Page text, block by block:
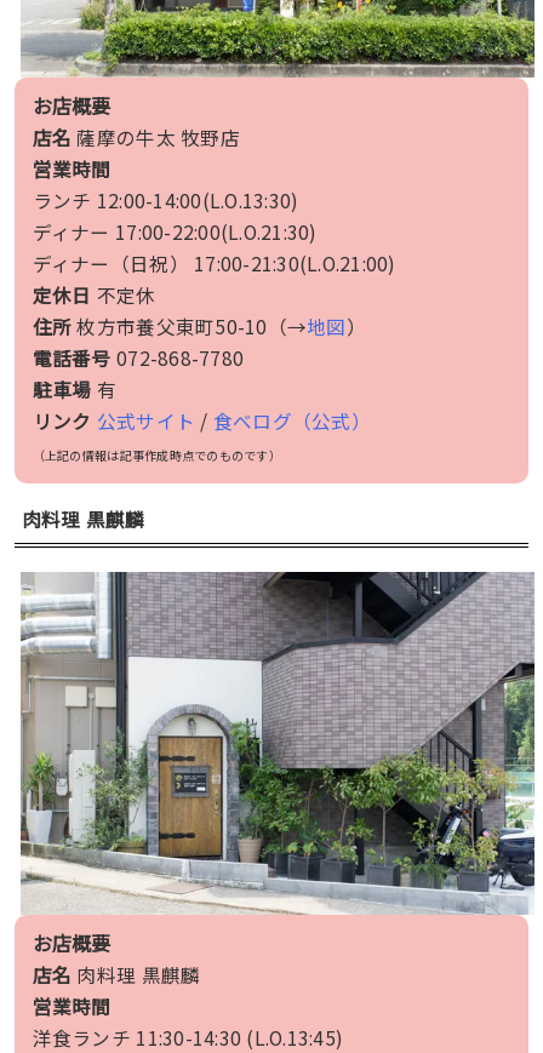
お店概要
店名 薩摩の牛太 牧野店
営業時間
ランチ 12:00-14:00(L.O.13:30)
ディナー 17:00-22:00(L.O.21:30)
ディナー（日祝） 17:00-21:30(L.O.21:00)
定休日 不定休
住所枚方市養父東町50-10（→地図）
電話番号 072-868-7780
駐車場 有
リンク 公式サイト / 食べログ（公式）
（上記の情報は記事作成時点でのものです）
肉料理 黒麒麟
お店概要
店名 肉料理 黒麒麟
営業時間
洋食ランチ 11:30-14:30 (L.O.13:45)